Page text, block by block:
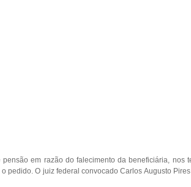
em razão do falecimento da beneficiária, nos
pedido. O juiz federal convocado Carlos Augusto